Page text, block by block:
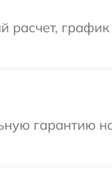
расчет,
гарантию